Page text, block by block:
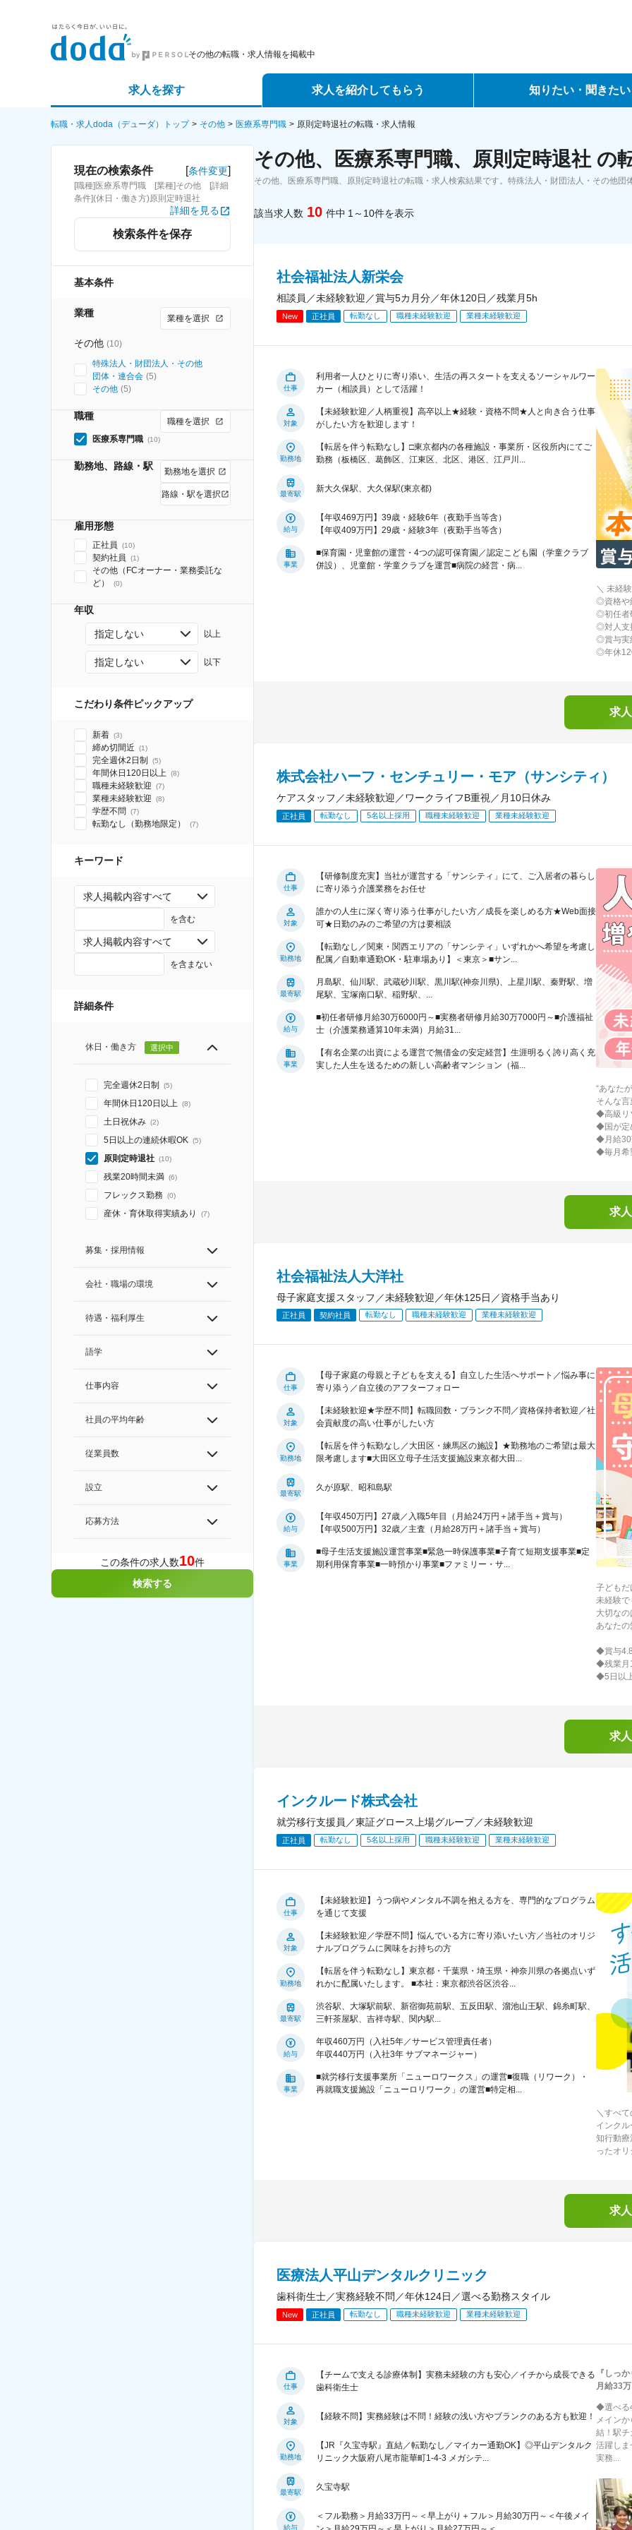
その他の転職・求人情報を掲載中
求人を探す
詳細条件から探す
求人特集から探す
求人を紹介してもらう
エージェントサービス
スカウトサービス
知りたい・聞きたい
データで見る転職
転職・求人doda（デューダ）トップ その他 医療系専門職 原則定時退社の転職・求人情報
現在の検索条件 [条件変更]
[職種]医療系専門職 [業種]その他 [詳細
条件](休日・働き方)原則定時退社
詳細を見る
検索条件を保存
基本条件
業種 業種を選択
その他 (10)
特殊法人・財団法人・その他
団体・連合会 (5)
その他 (5)
職種
職種を選択
医療系専門職 (10)
勤務地、路線・駅 勤務地を選択
路線・駅を選択
雇用形態
正社員 (10)
契約社員 (1)
その他（FCオーナー・業務委託な
ど）
(0)
年収
指定しない 以上
指定しない 以下
こだわり条件ピックアップ
新着 (3)
締め切間近 (1)
完全週休2日制 (5)
年間休日120日以上 (8)
職種未経験歓迎 (7)
業種未経験歓迎 (8)
学歴不問 (7)
転勤なし（勤務地限定） (7)
キーワード
求人掲載内容すべて
を含む
求人掲載内容すべて
を含まない
詳細条件
休日・働き方 選択中
完全週休2日制 (5)
年間休日120日以上 (8)
土日祝休み (2)
5日以上の連続休暇OK (5)
原則定時退社 (10)
残業20時間未満 (6)
フレックス勤務 (0)
産休・育休取得実績あり (7)
募集・採用情報
会社・職場の環境
待遇・福利厚生
語学
仕事内容
社員の平均年齢
従業員数
設立
応募方法
この条件の求人数10件
検索する
その他、医療系専門職、原則定時退社 の
その他、医療系専門職、原則定時退社の転職・求人検索結果です。特殊法人・財団法人・その他
該当求人数 10 件中 1～10件を表示
社会福祉法人新栄会
相談員／未経験歓迎／賞与5カ月分／年休120日／残業月5h
New 正社員 転勤なし 職種未経験歓迎 業種未経験歓迎
仕事
利用者一人ひとりに寄り添い、生活の再スタートを支えるソーシャルワー
カー（相談員）として活躍！
対象
【未経験歓迎／人柄重視】高卒以上★経験・資格不問★人と向き合う仕事
がしたい方を歓迎します！
勤務地
【転居を伴う転勤なし】□東京都内の各種施設・事業所・区役所内にてご
勤務（板橋区、葛飾区、江東区、北区、港区、江戸川...
最寄駅
新大久保駅、大久保駅(東京都)
給与
【年収469万円】39歳・経験6年（夜勤手当等含）
【年収409万円】29歳・経験3年（夜勤手当等含）
事業
■保育園・児童館の運営・4つの認可保育園／認定こども園（学童クラブ
併設）、児童館・学童クラブを運営■病院の経営・病...
＼ 未経
◎資格や
◎初任者
◎対人支
◎賞与実
◎年休
求
株式会社ハーフ・センチュリー・モア（サンシティ）
ケアスタッフ／未経験歓迎／ワークライフB重視／月10日休み
正社員 転勤なし 5名以上採用 職種未経験歓迎 業種未経験歓迎
仕事
【研修制度充実】当社が運営する「サンシティ」にて、ご入居者の暮らし
に寄り添う介護業務をお任せ
対象
誰かの人生に深く寄り添う仕事がしたい方／成長を楽しめる方★Web面接
可★日勤のみのご希望の方は要相談
勤務地
【転勤なし／関東・関西エリアの「サンシティ」いずれかへ希望を考慮し
配属／自動車通勤OK・駐車場あり】＜東京＞■サン...
最寄駅
月島駅、仙川駅、武蔵砂川駅、黒川駅(神奈川県)、上星川駅、秦野駅、増
尾駅、宝塚南口駅、稲野駅、...
給与
■初任者研修月給30万6000円～■実務者研修月給30万7000円～■介護福祉
士（介護業務通算10年未満）月給31...
事業
【有名企業の出資による運営で無借金の安定経営】生涯明るく誇り高く充
実した人生を送るための新しい高齢者マンション（福...
“あなた
そんな
◆高級リ
◆国が定
◆月給30
◆毎月希
求
社会福祉法人大洋社
母子家庭支援スタッフ／未経験歓迎／年休125日／資格手当あり
正社員 契約社員 転勤なし 職種未経験歓迎 業種未経験歓迎
仕事
【母子家庭の母親と子どもを支える】自立した生活へサポート／悩み事に
寄り添う／自立後のアフターフォロー
対象
【未経験歓迎★学歴不問】転職回数・ブランク不問／資格保持者歓迎／社
会貢献度の高い仕事がしたい方
勤務地
【転居を伴う転勤なし／大田区・練馬区の施設】★勤務地のご希望は最大
限考慮します■大田区立母子生活支援施設東京都大田...
最寄駅
久が原駅、昭和島駅
給与
【年収450万円】27歳／入職5年目（月給24万円＋諸手当＋賞与）
【年収500万円】32歳／主査（月給28万円＋諸手当＋賞与）
事業
■母子生活支援施設運営事業■緊急一時保護事業■子育て短期支援事業■定
期利用保育事業■一時預かり事業■ファミリー・サ...
子どもだ
未経験で
大切な
あなたの
◆賞与
◆残業月
◆5日以
求
インクルード株式会社
就労移行支援員／東証グロース上場グループ／未経験歓迎
正社員 転勤なし 5名以上採用 職種未経験歓迎 業種未経験歓迎
仕事
【未経験歓迎】うつ病やメンタル不調を抱える方を、専門的なプログラム
を通じて支援
対象
【未経験歓迎／学歴不問】悩んでいる方に寄り添いたい方／当社のオリジ
ナルプログラムに興味をお持ちの方
勤務地
【転居を伴う転勤なし】東京都・千葉県・埼玉県・神奈川県の各拠点いず
れかに配属いたします。 ■本社：東京都渋谷区渋谷...
最寄駅
渋谷駅、大塚駅前駅、新宿御苑前駅、五反田駅、溜池山王駅、錦糸町駅、
三軒茶屋駅、吉祥寺駅、関内駅...
給与
年収460万円（入社5年／サービス管理責任者）
年収440万円（入社3年 サブマネージャー）
事業
■就労移行支援事業所「ニューロワークス」の運営■復職（リワーク）・
再就職支援施設「ニューロリワーク」の運営■特定相...
＼すべ
インク
知行動療
ったオ
求
医療法人平山デンタルクリニック
歯科衛生士／実務経験不問／年休124日／選べる勤務スタイル
New 正社員 転勤なし 職種未経験歓迎 業種未経験歓迎
仕事
【チームで支える診療体制】実務未経験の方も安心／イチから成長できる
歯科衛生士
対象
【経験不問】実務経験は不問！経験の浅い方やブランクのある方も歓迎！
勤務地
【JR『久宝寺駅』直結／転勤なし／マイカー通勤OK】◎平山デンタルク
リニック大阪府八尾市龍華町1-4-3 メガシテ...
最寄駅
久宝寺駅
給与
＜フル勤務＞月給33万円～＜早上がり＋フル＞月給30万円～＜午後メイ
『しっ
月給33
◆選べる
メイン
結！駅チ
活躍しま
実務...